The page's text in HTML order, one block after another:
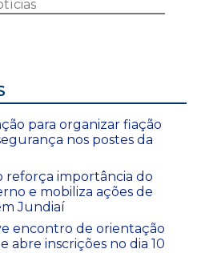
para organizar fiação
nos postes da
reforça importância do
e mobiliza ações de
Jundiaí
encontro de orientação
abre inscrições no dia 10